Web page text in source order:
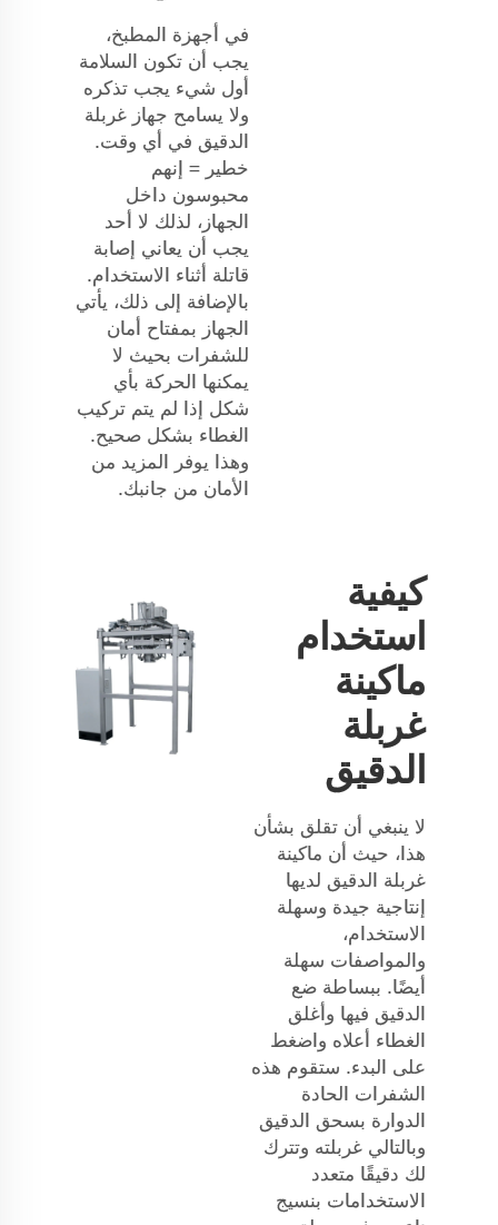
في أجهزة المطبخ،
يجب أن تكون السلامة
أول شيء يجب تذكره
ولا يسامح جهاز غربلة
الدقيق في أي وقت.
خطير = إنهم
محبوسون داخل
الجهاز، لذلك لا أحد
يجب أن يعاني إصابة
قاتلة أثناء الاستخدام.
بالإضافة إلى ذلك، يأتي
الجهاز بمفتاح أمان
للشفرات بحيث لا
يمكنها الحركة بأي
شكل إذا لم يتم تركيب
الغطاء بشكل صحيح.
وهذا يوفر المزيد من
الأمان من جانبك.
كيفية
استخدام
ماكينة
غربلة
الدقيق
لا ينبغي أن تقلق بشأن
هذا، حيث أن ماكينة
غربلة الدقيق لديها
إنتاجية جيدة وسهلة
الاستخدام،
والمواصفات سهلة
أيضًا. ببساطة ضع
الدقيق فيها وأغلق
الغطاء أعلاه واضغط
على البدء. ستقوم هذه
الشفرات الحادة
الدوارة بسحق الدقيق
وبالتالي غربلته وتترك
لك دقيقًا متعدد
الاستخدامات بنسيج